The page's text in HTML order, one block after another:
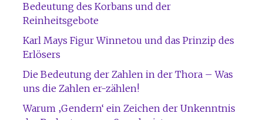
Bedeutung des Korbans und der
Reinheitsgebote
Karl Mays Figur Winnetou und das Prinzip des
Erlösers
Die Bedeutung der Zahlen in der Thora – Was
uns die Zahlen er-zählen!
Warum ‚Gendern‘ ein Zeichen der Unkenntnis